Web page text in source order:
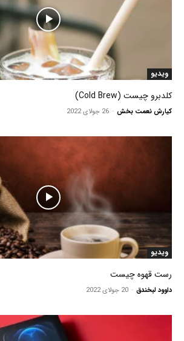
ویدیو
کلدبرو چیست (Cold Brew)
کیارش نعمت بخش - 26 جولای 2022
ویدیو
رست قهوه چیست
داوود لبخندق - 20 جولای 2022